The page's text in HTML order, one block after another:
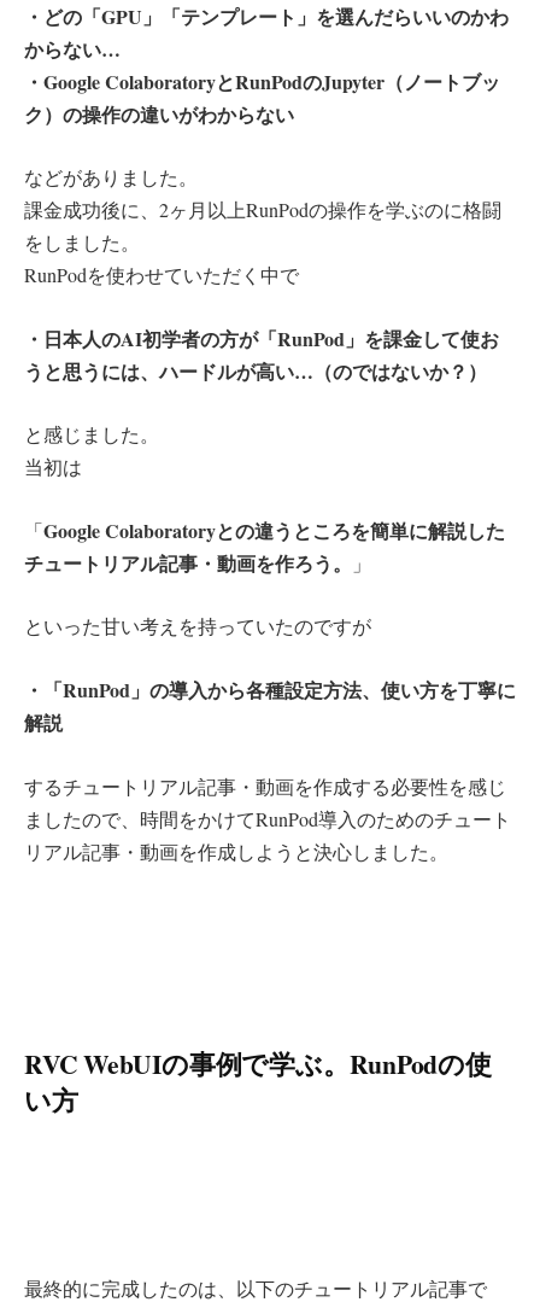
・どの「GPU」「テンプレート」を選んだらいいのかわ
からない…
・Google ColaboratoryとRunPodのJupyter（ノートブッ
ク）の操作の違いがわからない
などがありました。
課金成功後に、2ヶ月以上RunPodの操作を学ぶのに格闘
をしました。
RunPodを使わせていただく中で
・日本人のAI初学者の方が「RunPod」を課金して使お
うと思うには、ハードルが高い…（のではないか？）
と感じました。
当初は
「Google Colaboratoryとの違うところを簡単に解説した
チュートリアル記事・動画を作ろう。
」
といった甘い考えを持っていたのですが
・「RunPod」の導入から各種設定方法、使い方を丁寧に
解説
するチュートリアル記事・動画を作成する必要性を感じ
ましたので、時間をかけてRunPod導入のためのチュート
リアル記事・動画を作成しようと決心しました。
RVC WebUIの事例で学ぶ。RunPodの使
い方
最終的に完成したのは、以下のチュートリアル記事で